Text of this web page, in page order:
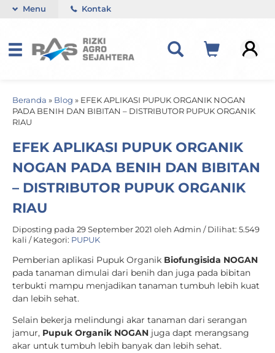
Menu Kontak
Beranda » Blog » EFEK APLIKASI PUPUK ORGANIK NOGAN
PADA BENIH DAN BIBITAN – DISTRIBUTOR PUPUK ORGANIK
RIAU
EFEK APLIKASI PUPUK ORGANIK
NOGAN PADA BENIH DAN BIBITAN
– DISTRIBUTOR PUPUK ORGANIK
RIAU
Diposting pada 29 September 2021 oleh Admin / Dilihat: 5.549
kali / Kategori: PUPUK
Pemberian aplikasi Pupuk Organik Biofungisida NOGAN
pada tanaman dimulai dari benih dan juga pada bibitan
terbukti mampu menjadikan tanaman tumbuh lebih kuat
dan lebih sehat.
Selain bekerja melindungi akar tanaman dari serangan
jamur, Pupuk Organik NOGAN juga dapt merangsang
akar untuk tumbuh lebih banyak dan lebih sehat.